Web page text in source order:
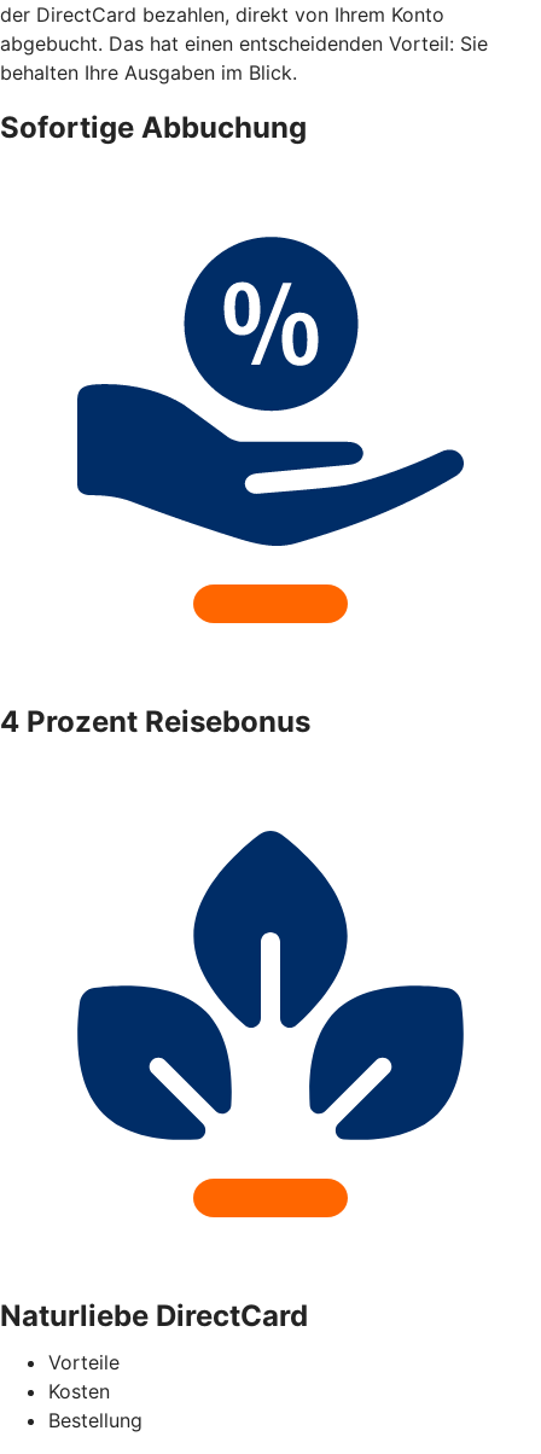
der DirectCard bezahlen, direkt von Ihrem Konto
abgebucht. Das hat einen entscheidenden Vorteil: Sie
behalten Ihre Ausgaben im Blick.
Sofortige Abbuchung
4 Prozent Reisebonus
Naturliebe DirectCard
Vorteile
Kosten
Bestellung